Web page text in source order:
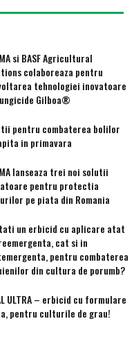
si BASF Agricultural
colaboreaza pentru
tehnologiei inovatoare
Gilboa®
pentru combaterea bolilor
in primavara
lanseaza trei noi solutii
pentru protectia
pe piata din Romania
un erbicid cu aplicare atat
cat si in
pentru combaterea
din cultura de porumb?
ULTRA – erbicid cu formulare
pentru culturile de grau!